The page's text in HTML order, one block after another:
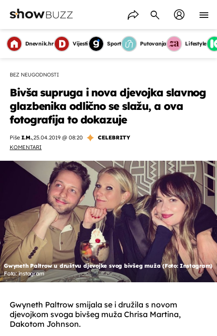
Dnevnik.hr Vijesti Sport Putovanja Lifestyle
BEZ NEUGODNOSTI
Bivša supruga i nova djevojka slavnog
glazbenika odlično se slažu, a ova
fotografija to dokazuje
Piše I.M.,25.04.2019 @ 08:20
CELEBRITY
KOMENTARI
Gwyneth Paltrow u društvu djevojke svog bivšeg muža (Foto: Instagram)
Foto: instagram
Gwyneth Paltrow smijala se i družila s novom
djevojkom svoga bivšeg muža Chrisa Martina,
Dakotom Johnson.
OMOGUĆI OBAVIJESTI